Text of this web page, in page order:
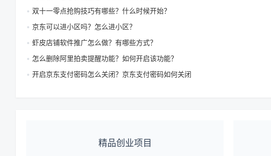
双十一零点抢购技巧有哪些？什么时候开始？
京东可以进小区吗？怎么进小区？
虾皮店铺软件推广怎么做？有哪些方式？
怎么删除阿里拍卖提醒功能？如何开启该功能？
开启京东支付密码怎么关闭？京东支付密码如何关闭
精品创业项目